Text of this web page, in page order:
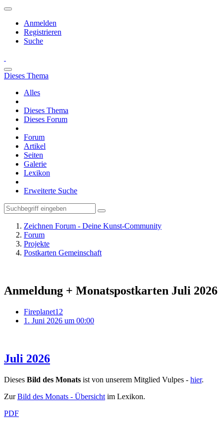
Anmelden
Registrieren
Suche
Dieses Thema
Alles
Dieses Thema
Dieses Forum
Forum
Artikel
Seiten
Galerie
Lexikon
Erweiterte Suche
Zeichnen Forum - Deine Kunst-Community
Forum
Projekte
Postkarten Gemeinschaft
Anmeldung + Monatspostkarten Juli 2026
Fireplanet12
1. Juni 2026 um 00:00
Juli 2026
Dieses Bild des Monats ist von unserem Mitglied Vulpes - hier.
ZurBild des Monats - Übersicht im Lexikon.
PDF